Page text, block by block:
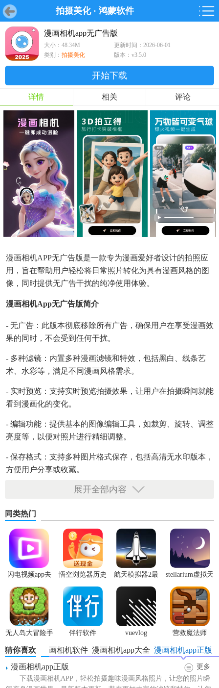
拍摄美化· 鸿蒙软件
首页 游戏 软件 鸿蒙游戏
首页 游戏 软件 鸿蒙
游戏
鸿蒙
软件
专题
漫画相机app无广告版
大小：48.34M
更新时间：2026-06-01
类别： 拍摄美化 版本：v3.5.0
开始下载
详情 相关 评论
漫画相机APP无广告版是一款专为漫画爱好者设计的拍照应
用，旨在帮助用户轻松将日常照片转化为具有漫画风格的图
像，同时提供无广告干扰的纯净使用体验。
漫画相机app无广告版简介
- 无广告：此版本彻底移除所有广告，确保用户在享受漫画效
果的同时，不会受到任何干扰。
- 多种滤镜：内置多种漫画滤镜和特效，包括黑白、线条艺
术、水彩等，满足不同漫画风格需求。
- 实时预览：支持实时预览拍摄效果，让用户在拍摄瞬间就能
看到漫画化的变化。
- 编辑功能：提供基本的图像编辑工具，如裁剪、旋转、调整
亮度等，以便对照片进行精细调整。
- 保存格式：支持多种图片格式保存，包括高清无水印版本，
方便用户分享或收藏。
展开全部内容
同类热门
闪电视频app去
广告版
悟空浏览器历史
版本
航天模拟器2最
新版
stellarium虚拟天
文台
无人岛大冒险手
机版
伴行软件 vuevlog 营救魔法师
猜你喜欢 漫画相机app正版
漫画相机app大全
新版漫画相机软件
漫画相机app正版
更多
下载漫画相机APP，轻松拍摄趣味漫画风格照片，让您的照片瞬